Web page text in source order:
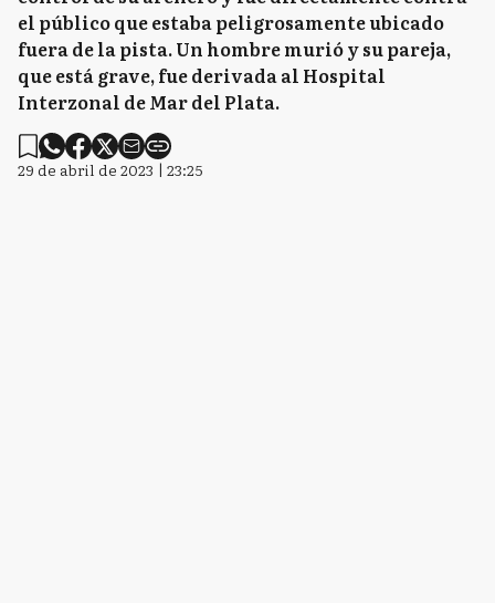
el público que estaba peligrosamente ubicado
fuera de la pista. Un hombre murió y su pareja,
que está grave, fue derivada al Hospital
Interzonal de Mar del Plata.
29 de abril de 2023 | 23:25